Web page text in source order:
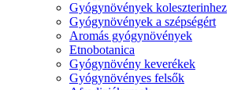
Gyógynövények koleszterinhez
Gyógynövények a szépségért
Aromás gyógynövények
Etnobotanica
Gyógynövény keverékek
Gyógynövényes felsők